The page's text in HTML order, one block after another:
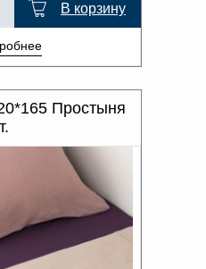
В корзину
Простыня